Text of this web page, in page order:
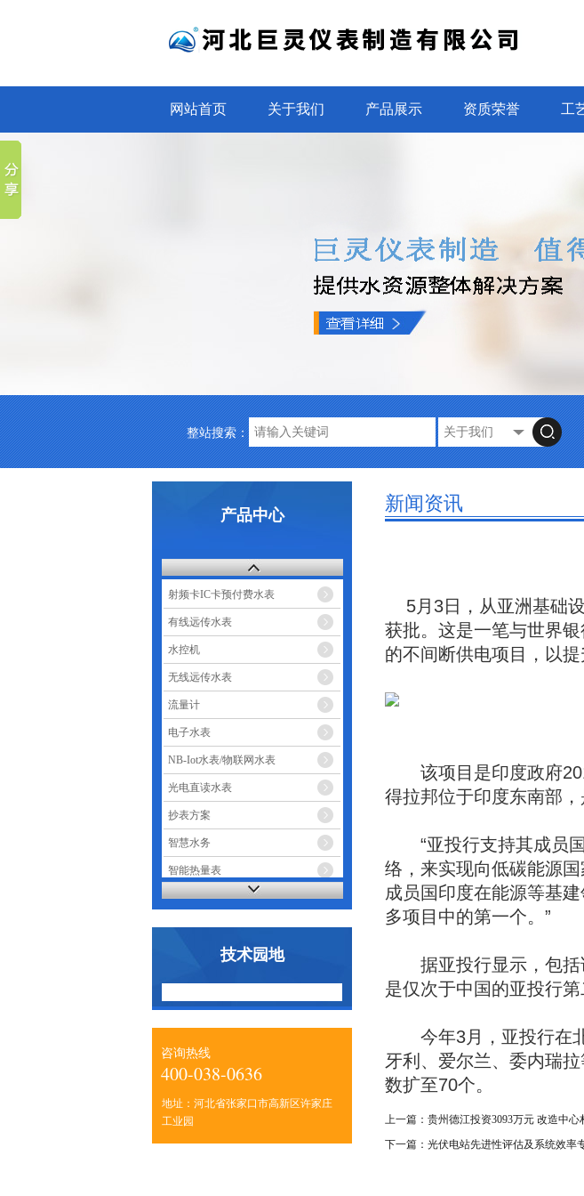
网站首页 关于我们 产品展示 资质荣誉 工
整站搜索：
产品中心
射频卡IC卡预付费水表
有线远传水表
水控机
无线远传水表
流量计
电子水表
NB-Iot水表/物联网水表
光电直读水表
抄表方案
智慧水务
智能热量表
智能电表
技术园地
咨询热线
400-038-0636
地址：河北省张家口市高新区许家庄
工业园
新闻资讯
5月3日，从亚洲基础设
获批。这是一笔与世界
的不间断供电项目，以
该项目是印度政府
得拉邦位于印度东南部，
“亚投行支持其成员国
络，来实现向低碳能源
成员国印度在能源等基
多项目中的第一个。”
据亚投行显示，包括
是仅次于中国的亚投行
今年3月，亚投行在北
牙利、爱尔兰、委内瑞
数扩至70个。
上一篇： 贵州德江投资3093万元 改造中心
下一篇： 光伏电站先进性评估及系统效率